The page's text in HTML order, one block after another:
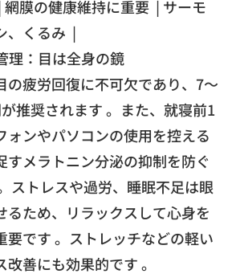
網膜の健康維持に重要 | サーモ
、くるみ |
理：目は全身の鏡
の疲労回復に不可欠であり、7〜
推奨されます 。また、就寝前1
ォンやパソコンの使用を控える
すメラトニン分泌の抑制を防ぐ
ストレスや過労、睡眠不足は眼
るため、リラックスして心身を
要です 。ストレッチなどの軽い
善にも効果的です 。